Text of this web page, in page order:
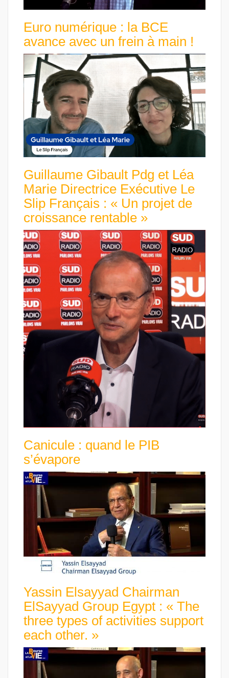
Euro numérique : la BCE
avance avec un frein à main !
Guillaume Gibault Pdg et Léa
Marie Directrice Exécutive Le
Slip Français : « Un projet de
croissance rentable »
Canicule : quand le PIB
s’évapore
Yassin Elsayyad Chairman
ElSayyad Group Egypt : « The
three types of activities support
each other. »